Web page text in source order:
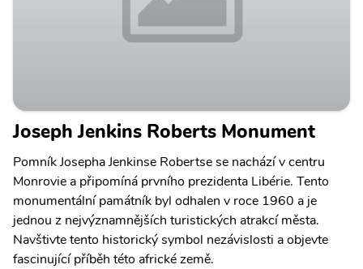
Joseph Jenkins Roberts Monument
Pomník Josepha Jenkinse Robertse se nachází v centru
Monrovie a připomíná prvního prezidenta Libérie. Tento
monumentální památník byl odhalen v roce 1960 a je
jednou z nejvýznamnějších turistických atrakcí města.
Navštivte tento historický symbol nezávislosti a objevte
fascinující příběh této africké země.